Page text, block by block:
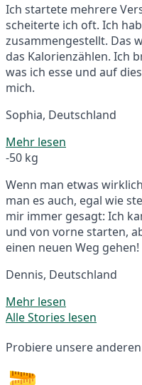
Ich startete mehrere
scheiterte ich oft. Ich
zusammengestellt. Das
das Kalorienzählen. Ich
was ich esse und auf
mich.
Sophia, Deutschland
Mehr lesen
-50 kg
Wenn man etwas
man es auch, egal wie
mir immer gesagt: Ich
und von vorne starten,
einen neuen Weg gehen!
Dennis, Deutschland
Mehr lesen
Alle Stories lesen
Probiere unsere